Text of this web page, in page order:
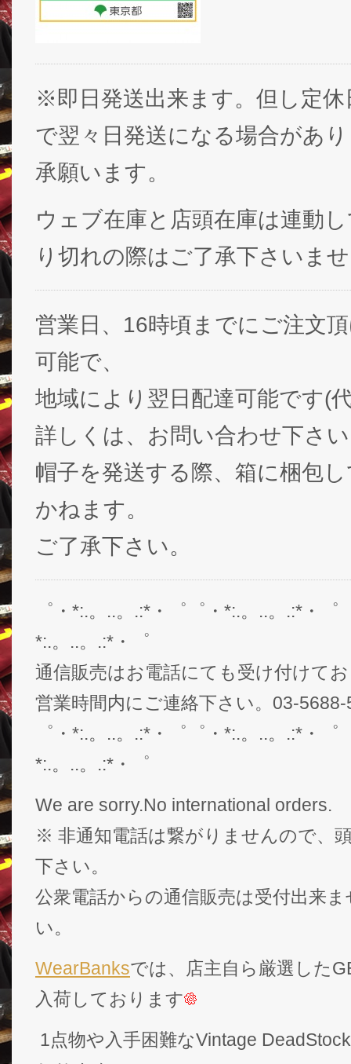
※即日発送出来ます。但し定休
で翌々日発送になる場合があ
承願います。
ウェブ在庫と店頭在庫は連動
り切れの際はご了承下さいま
営業日、16時頃までにご注文
可能で、
地域により翌日配達可能です(
詳しくは、お問い合わせ下さ
帽子を発送する際、箱に梱包
かねます。
ご了承下さい。
゜・*:.。..。.:*・゜゜・*:.。..。.:*・
*:.。..。.:*・゜
通信販売はお電話にても受け付けて
営業時間内にご連絡下さい。03-5688-
゜・*:.。..。.:*・゜゜・*:.。..。.:*・
*:.。..。.:*・゜
We are sorry.No international orders.
※ 非通知電話は繋がりませんので、
下さい。
公衆電話からの通信販売は受付出来
い。
WearBanksでは、店主自ら厳選した
入荷しております
1点物や入手困難なVintage